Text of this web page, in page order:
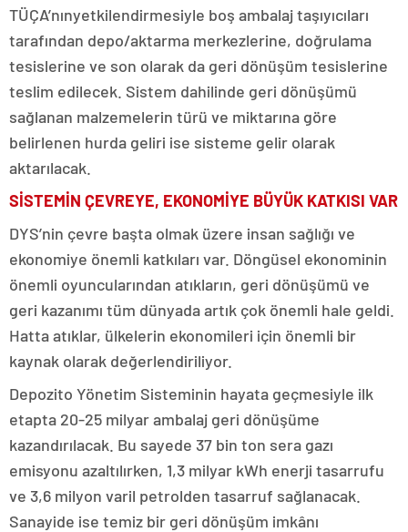
TÜÇA’nınyetkilendirmesiyle boş ambalaj taşıyıcıları
tarafından depo/aktarma merkezlerine, doğrulama
tesislerine ve son olarak da geri dönüşüm tesislerine
teslim edilecek. Sistem dahilinde geri dönüşümü
sağlanan malzemelerin türü ve miktarına göre
belirlenen hurda geliri ise sisteme gelir olarak
aktarılacak.
SİSTEMİN ÇEVREYE, EKONOMİYE BÜYÜK KATKISI VAR
DYS’nin çevre başta olmak üzere insan sağlığı ve
ekonomiye önemli katkıları var. Döngüsel ekonominin
önemli oyuncularından atıkların, geri dönüşümü ve
geri kazanımı tüm dünyada artık çok önemli hale geldi.
Hatta atıklar, ülkelerin ekonomileri için önemli bir
kaynak olarak değerlendiriliyor.
Depozito Yönetim Sisteminin hayata geçmesiyle ilk
etapta 20-25 milyar ambalaj geri dönüşüme
kazandırılacak. Bu sayede 37 bin ton sera gazı
emisyonu azaltılırken, 1,3 milyar kWh enerji tasarrufu
ve 3,6 milyon varil petrolden tasarruf sağlanacak.
Sanayide ise temiz bir geri dönüşüm imkânı